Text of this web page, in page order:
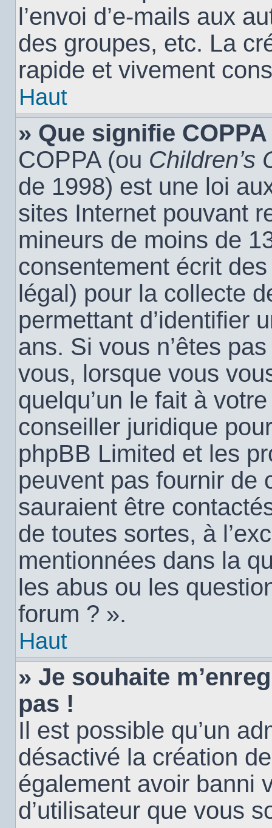
l’envoi d’e-mails aux
des groupes, etc. La
rapide et vivement
Haut
» Que signifie
COPPA (ou Children’s
de 1998) est une loi
sites Internet pouvant
mineurs de moins de
consentement écrit
légal) pour la collecte
permettant d’identifier
ans. Si vous n’êtes
vous, lorsque vous
quelqu’un le fait à
conseiller juridique
phpBB Limited et les
peuvent pas fournir de
sauraient être
de toutes sortes, à
mentionnées dans la
les abus ou les
forum ? ».
Haut
» Je souhaite
pas !
Il est possible qu’un
désactivé la création
également avoir banni
d’utilisateur que vous